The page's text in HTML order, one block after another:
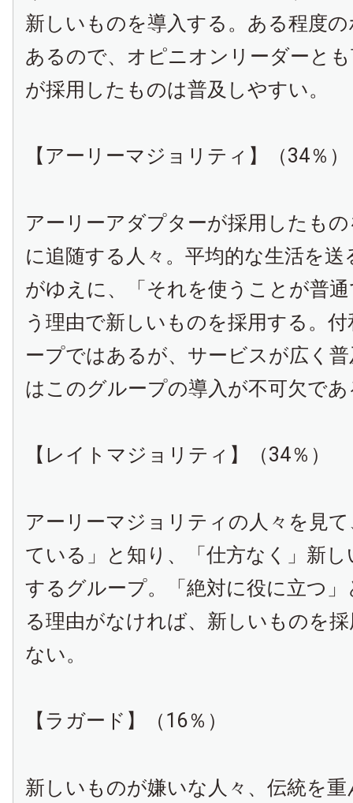
新しいものを導入する。ある程度
あるので、オピニオンリーダーと
が採用したものは普及しやすい。
【アーリーマジョリティ】（34％）
アーリーアダプターが採用したも
に追随する人々。平均的な生活を送
がゆえに、「それを使うことが普
う理由で新しいものを採用する。
ープではあるが、サービスが広く
はこのグループの導入が不可欠で
【レイトマジョリティ】（34％）
アーリーマジョリティの人々を見
ている」と知り、「仕方なく」新
するグループ。「絶対に役に立つ
る理由がなければ、新しいものを
ない。
【ラガード】（16％）
新しいものが嫌いな人々、伝統を